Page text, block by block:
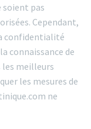
pas
Cependant,
confidentialité
connaissance de
les meilleurs
les mesures de
ne